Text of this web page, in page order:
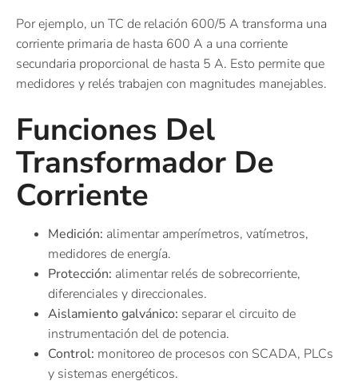
Por ejemplo, un TC de relación 600/5 A transforma una
corriente primaria de hasta 600 A a una corriente
secundaria proporcional de hasta 5 A. Esto permite que
medidores y relés trabajen con magnitudes manejables.
Funciones Del
Transformador De
Corriente
Medición: alimentar amperímetros, vatímetros,
medidores de energía.
Protección: alimentar relés de sobrecorriente,
diferenciales y direccionales.
Aislamiento galvánico: separar el circuito de
instrumentación del de potencia.
Control: monitoreo de procesos con SCADA, PLCs
y sistemas energéticos.